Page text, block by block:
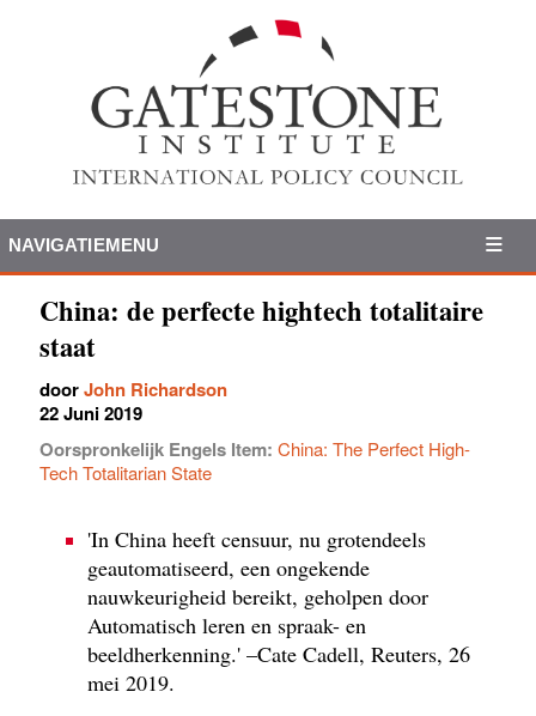
NAVIGATIEMENU
China: de perfecte hightech totalitaire
staat
doorJohn Richardson
22 Juni 2019
Oorspronkelijk Engels Item: China: The Perfect High-
Tech Totalitarian State
'In China heeft censuur, nu grotendeels
geautomatiseerd, een ongekende
nauwkeurigheid bereikt, geholpen door
Automatisch leren en spraak- en
beeldherkenning.' –Cate Cadell, Reuters, 26
mei 2019.